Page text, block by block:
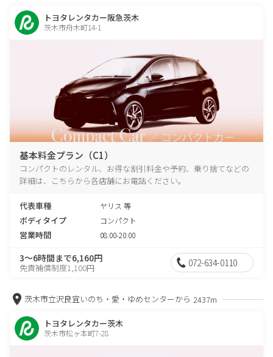
トヨタレンタカー阪急茨木
茨木市舟木町14-1
基本料金プラン（C1）
コンパクトのレンタル、お得な割引料金や予約、乗り捨てなどの
詳細は、こちらから各店舗にお電話ください。
代表車種 ヤリス 等
ボディタイプ コンパクト
営業時間 08:00-20:00
3～6時間まで6,160円
免責補償制度1,100円 072-634-0110
茨木市立沢良宜いのち・愛・ゆめセンターから 2437m
トヨタレンタカー茨木
茨木市松ヶ本町7-28